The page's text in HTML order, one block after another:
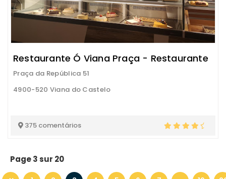
Restaurante Ó Viana Praça - Restaurante
Praça da República 51
4900-520 Viana do Castelo
375 comentários
Page 3 sur 20